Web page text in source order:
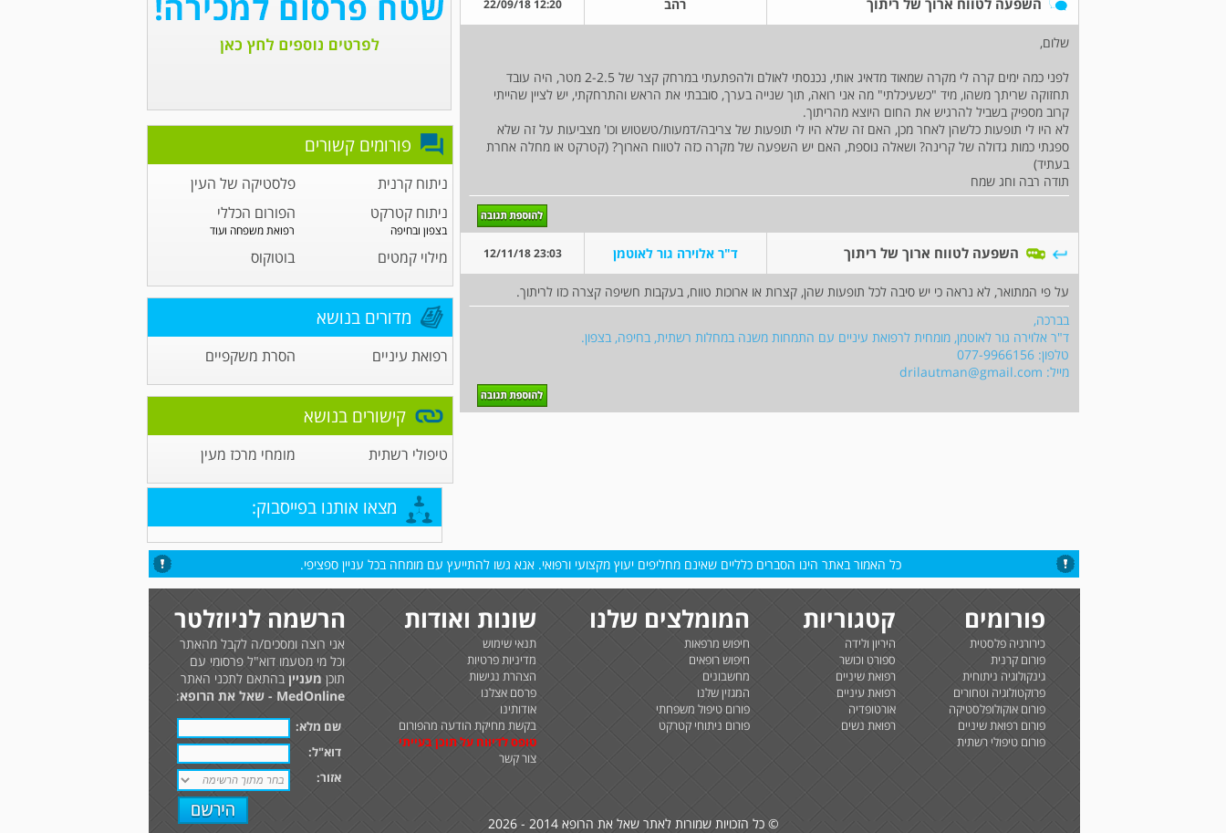
רהב 12:20 22/09/18
שלום,
לפני כמה ימים קרה לי מקרה שמאוד מדאיג אותי, נכנסתי לאולם ולהפתעתי במרחק קצר של 2-2.5 מטר, היה עובד
תחזוקה שריתך משהו, מיד "כשעיכלתי" מה אני רואה, תוך שנייה בערך, סובבתי את הראש והתרחקתי, יש לציין שהייתי
קרוב מספיק בשביל להרגיש את החום היוצא מהריתוך.
לא היו לי תופעות כלשהן לאחר מכן, האם זה שלא היו לי תופעות של צריבה/דמעות/טשטוש וכו' מצביעות על זה שלא
ספגתי כמות גדולה של קרינה? ושאלה נוספת, האם יש השפעה של מקרה כזה לטווח הארוך? (קטרקט או מחלה אחרת
בעתיד)
תודה רבה וחג שמח
השפעה לטווח ארוך של ריתוך ד"ר אלוירה גור לאוטמן 23:03 12/11/18
על פי המתואר, לא נראה כי יש סיבה לכל תופעות שהן, קצרות או ארוכות טווח, בעקבות חשיפה קצרה כזו לריתוך.
בברכה,
ד"ר אלוירה גור לאוטמן, מומחית לרפואת עיניים עם התמחות משנה במחלות רשתית, בחיפה, בצפון.
טלפון: 077-9966156
מייל: drilautman@gmail.com
פורומים קשורים
ניתוח קרנית
פלסטיקה של העין
ניתוח קטרקט
בצפון ובחיפה
הפורום הכללי
רפואת משפחה ועוד
מילוי קמטים בוטוקוס
מדורים בנושא
רפואת עיניים הסרת משקפיים
קישורים בנושא
טיפולי רשתית מומחי מרכז מעין
מצאו אותנו בפייסבוק:
כל האמור באתר הינו הסברים כלליים שאינם מחליפים יעוץ מקצועי ורפואי. אנא גשו להתייעץ עם מומחה בכל עניין ספציפי.
פורומים
כירורגיה פלסטית
פורום קרנית
גינקולוגיה ניתוחית
פרוקטולוגיה וטחורים
פורום אוקולופלסטיקה
פורום רפואת שיניים
פורום טיפולי רשתית
קטגוריות
היריון ולידה
ספורט וכושר
רפואת שיניים
רפואת עיניים
אורטופדיה
רפואת נשים
המומלצים שלנו
חיפוש מרפאות
חיפוש רופאים
מחשבונים
המגזין שלנו
פורום טיפול משפחתי
פורום ניתוחי קטרקט
שונות ואודות
תנאי שימוש
מדיניות פרטיות
הצהרת נגישות
פרסם אצלנו
אודותינו
בקשת מחיקת הודעה מהפורום
טופס לדיווח על תוכן בעייתי
צור קשר
הרשמה לניוזלטר
אני רוצה ומסכים/ה לקבל מהאתר
וכל מי מטעמו דוא"ל פרסומי עם
תוכן מענייןבהתאם לתכני האתר
MedOnline - שאל את הרופא
:
שם מלא:
דוא"ל:
אזור:
© כל הזכויות שמורות לאתר שאל את הרופא 2014 - 2026